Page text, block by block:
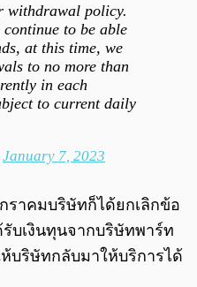
withdrawal policy.
to be able
at this time, we
to no more than
in each
to current daily
January 7, 2023
ราคมบริษัทก็ได้ยกเลิกข้อ
บเงินทุนจากบริษัทพาร์ท
ห้บริษัทกลับมาให้บริการได้